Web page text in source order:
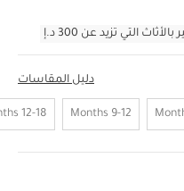
التي تزيد عن 300 د.إ
دليل المقاسات
9-12 Months
12-18 Months